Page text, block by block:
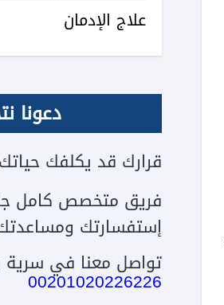
علاج الإدمان
دعونا
قرارك قد يكلفك حياتك
فريق متخصص كامل
إستفسارتك
تواصل معنا في
00201020226226